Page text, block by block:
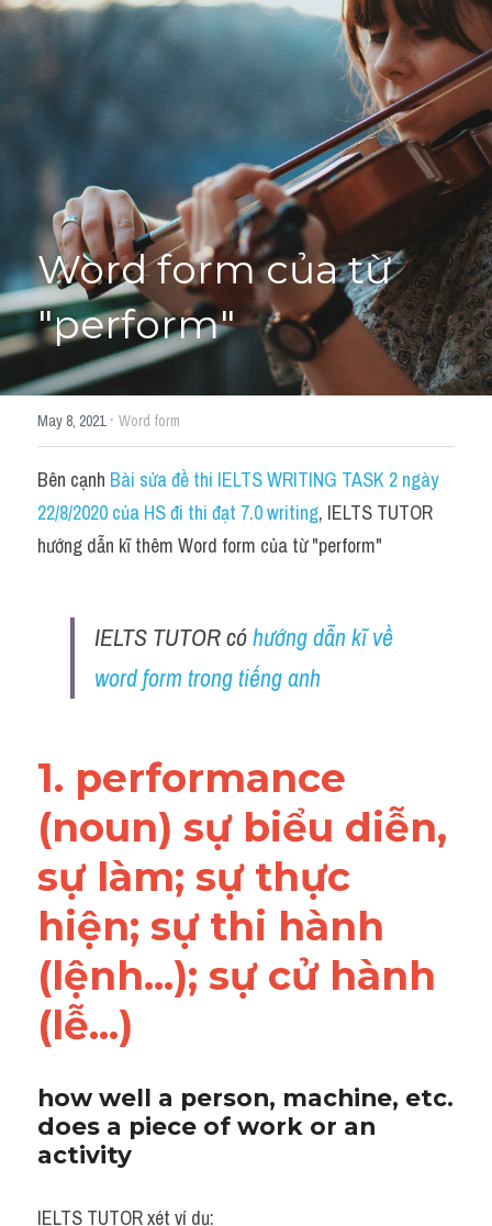
Giải đề thi từng câu
Lời khuyên
Academic words
Phrase
Phrasal Verb
Idioms đồng nghĩa
Idioms trái nghĩa
Antonym
Idiom
Grammar
Word form
Đề thi thật Task 2
Reading
Vocabulary
Word form của từ
"perform"
May 8, 2021· Word form
Bên cạnh Bài sửa đề thi IELTS WRITING TASK 2 ngày
22/8/2020 của HS đi thi đạt 7.0 writing, IELTS TUTOR
hướng dẫn kĩ thêm Word form của từ "perform"
IELTS TUTOR có hướng dẫn kĩ về
word form trong tiếng anh
1. performance
(noun) sự biểu diễn,
sự làm; sự thực
hiện; sự thi hành
(lệnh...); sự cử hành
(lễ...)
how well a person, machine, etc.
does a piece of work or an
activity
IELTS TUTOR xét ví dụ: